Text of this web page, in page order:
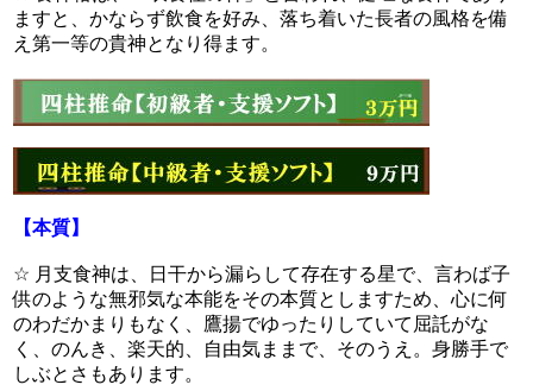
ますと、かならず飲食を好み、落ち着いた長者の風格を備
え第一等の貴神となり得ます。
【本質】
☆ 月支食神は、日干から漏らして存在する星で、言わば子
供のような無邪気な本能をその本質としますため、心に何
のわだかまりもなく、鷹揚でゆったりしていて屈託がな
く、のんき、楽天的、自由気ままで、そのうえ。身勝手で
しぶとさもあります。